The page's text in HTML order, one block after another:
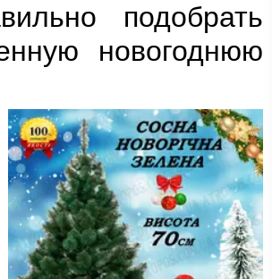
подобрать
новогоднюю